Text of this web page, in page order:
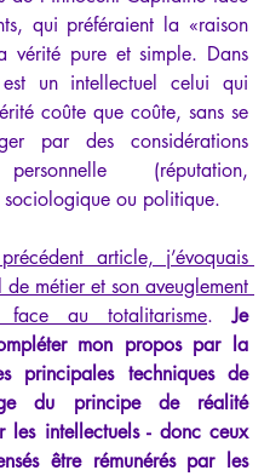
qui préféraient la «raison
vérité pure et simple. Dans
un intellectuel celui qui
coûte que coûte, sans se
par des considérations
(réputation,
ou politique.
article, j’évoquais
de métier et son aveuglement
face au totalitarisme. Je
mon propos par la
principales techniques de
du principe de réalité
les intellectuels - donc ceux
être rémunérés par les